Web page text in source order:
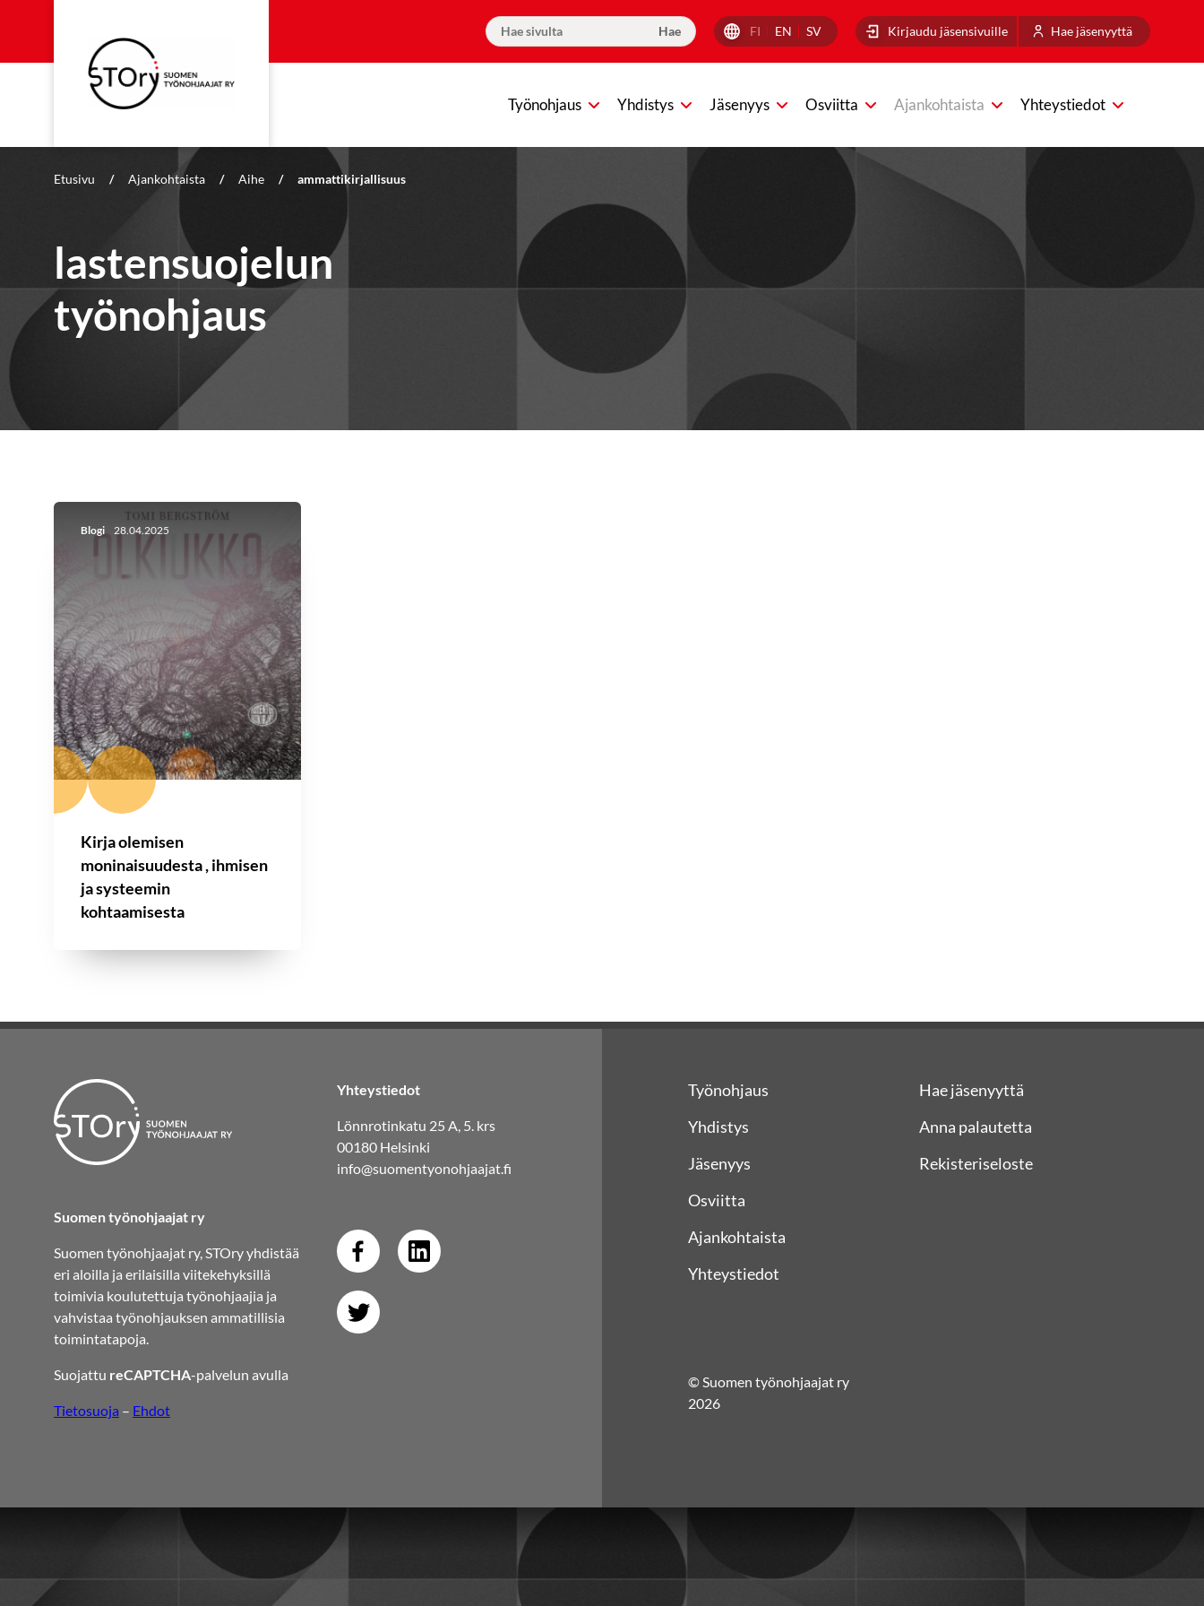
FI EN SV Kirjaudu jäsensivuille Hae jäsenyyttä
Työnohjaus Yhdistys Jäsenyys Osviitta Ajankohtaista Yhteystiedot
Etusivu / Ajankohtaista / Aihe / ammattikirjallisuus
lastensuojelun
työnohjaus
Blogi 28.04.2025
Kirja olemisen
moninaisuudesta , ihmisen
ja systeemin
kohtaamisesta
Suomen työnohjaajat ry
Suomen työnohjaajat ry, STOry yhdistää
eri aloilla ja erilaisilla viitekehyksillä
toimivia koulutettuja työnohjaajia ja
vahvistaa työnohjauksen ammatillisia
toimintatapoja.
Suojattu reCAPTCHA-palvelun avulla
Tietosuoja – Ehdot
Yhteystiedot
Lönnrotinkatu 25 A, 5. krs
00180 Helsinki
info@suomentyonohjaajat.fi
Työnohjaus
Yhdistys
Jäsenyys
Osviitta
Ajankohtaista
Yhteystiedot
© Suomen työnohjaajat ry
2026
Hae jäsenyyttä
Anna palautetta
Rekisteriseloste